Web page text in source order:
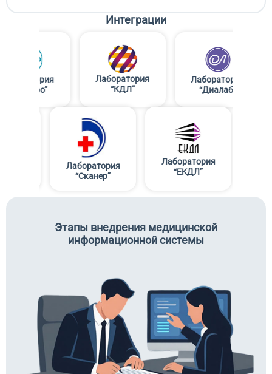
Интеграции
Лаборатория
Лаборатория
Лаборатория
“Гранд Медика”
Лаборатория
Лаборатория
Этапы внедрения медицинской
информационной системы